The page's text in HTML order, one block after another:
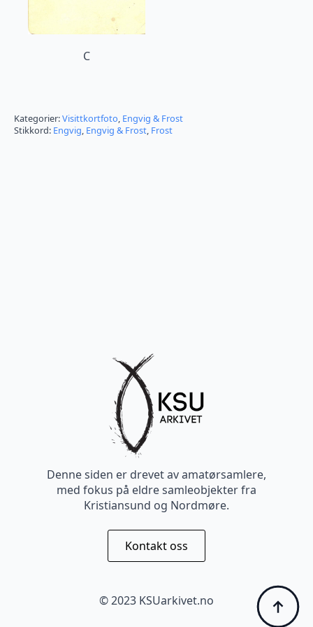
C
Kategorier:Visittkortfoto, Engvig & Frost
Stikkord: Engvig, Engvig & Frost, Frost
Denne siden er drevet av amatørsamlere,
med fokus på eldre samleobjekter fra
Kristiansund og Nordmøre.
Kontakt oss
© 2023 KSUarkivet.no